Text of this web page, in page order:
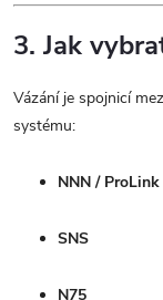
3. Jak
Vázání je spojnicí
systému:
NNN / ProLink
SNS
N75